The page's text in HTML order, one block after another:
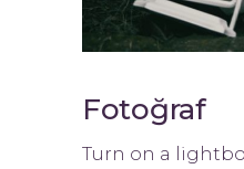
Fotoğraf
Turn on a